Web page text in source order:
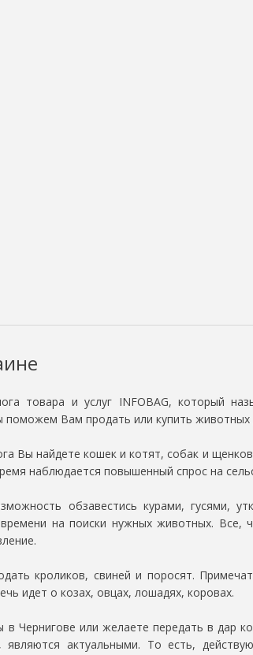
товара и услуг INFOBAG, который
Вам продать или купить животных
Вы найдете кошек и котят, собак и
наблюдается повышенный спрос на
обзавестись курами, гусями,
на поиски нужных животных. Все,
кроликов, свиней и поросят.
идет о козах, овцах, лошадях, коровах.
в Чернигове или желаете передать в
актуальными. То есть,